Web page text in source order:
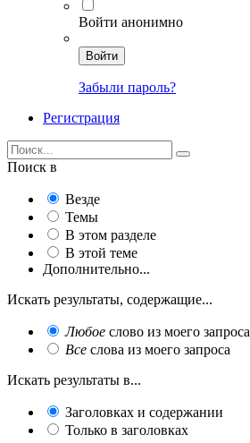
Войти анонимно
Войти
Забыли пароль?
Регистрация
Поиск в
Везде
Темы
В этом разделе
В этой теме
Дополнительно...
Искать результаты, содержащие...
Любое слово из моего запроса
Все слова из моего запроса
Искать результаты в...
Заголовках и содержании
Только в заголовках